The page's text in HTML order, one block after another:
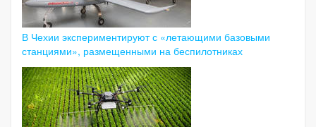
В Чехии экспериментируют с «летающими базовыми
станциями», размещенными на беспилотниках